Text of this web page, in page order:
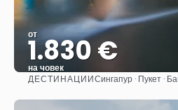
от
1.830 €
на човек
Вижте
ДЕСТИНАЦИИСингапур · Пукет ·